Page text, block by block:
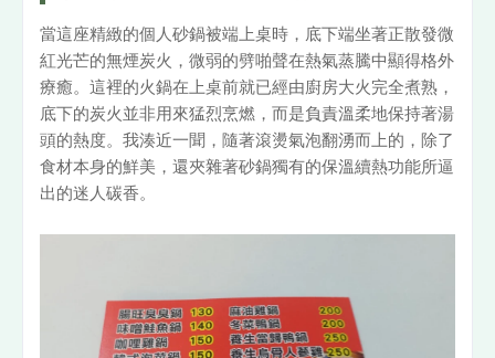
當這座精緻的個人砂鍋被端上桌時，底下端坐著正散發微
紅光芒的無煙炭火，微弱的劈啪聲在熱氣蒸騰中顯得格外
療癒。這裡的火鍋在上桌前就已經由廚房大火完全煮熟，
底下的炭火並非用來猛烈烹燃，而是負責溫柔地保持著湯
頭的熱度。我湊近一聞，隨著滾燙氣泡翻湧而上的，除了
食材本身的鮮美，還夾雜著砂鍋獨有的保溫續熱功能所逼
出的迷人碳香。